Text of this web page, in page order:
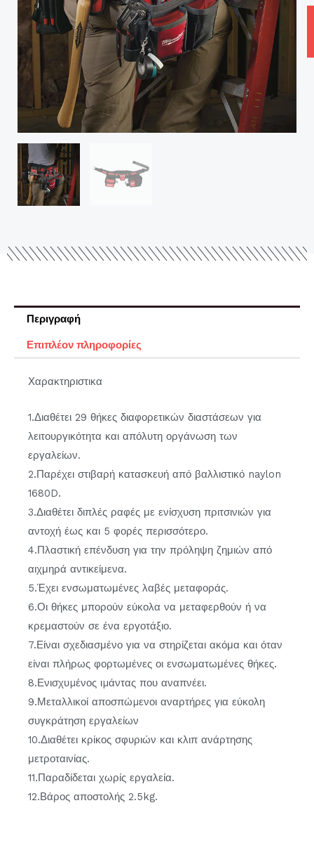
Περιγραφή
Επιπλέον πληροφορίες
Χαρακτηριστικα
1.Διαθέτει 29 θήκες διαφορετικών διαστάσεων για
λειτουργικότητα και απόλυτη οργάνωση των
εργαλείων.
2.Παρέχει στιβαρή κατασκευή από βαλλιστικό naylon
1680D.
3.Διαθέτει διπλές ραφές με ενίσχυση πριτσινιών για
αντοχή έως και 5 φορές περισσότερο.
4.Πλαστική επένδυση για την πρόληψη ζημιών από
αιχμηρά αντικείμενα.
5.Έχει ενσωματωμένες λαβές μεταφοράς.
6.Οι θήκες μπορούν εύκολα να μεταφερθούν ή να
κρεμαστούν σε ένα εργοτάξιο.
7.Είναι σχεδιασμένο για να στηρίζεται ακόμα και όταν
είναι πλήρως φορτωμένες οι ενσωματωμένες θήκες.
8.Ενισχυµένος ιµάντας που αναπνέει.
9.Μεταλλικοί αποσπώµενοι αναρτήρες για εύκολη
συγκράτηση εργαλείων
10.Διαθέτει κρίκος σφυριών και κλιπ ανάρτησης
μετροταινίας.
11.Παραδίδεται χωρίς εργαλεία.
12.Βάρος αποστολής 2.5kg.